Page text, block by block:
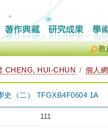
教
CHENG, HUI-CHUN 個人
史（二） TFGXB4F0604 1A
111